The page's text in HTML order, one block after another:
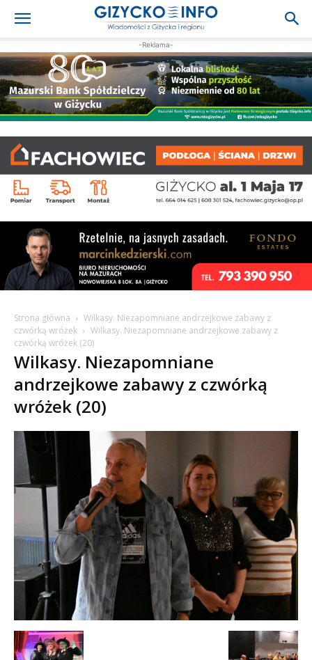
-Reklama-
Strona główna
Wilkasy. Niezapomniane andrzejkowe zabawy z
czwórką wróżek
Wilkasy. Niezapomniane andrzejkowe zabawy z
czwórką wróżek (20)
Wilkasy. Niezapomniane
andrzejkowe zabawy z czwórką
wróżek (20)